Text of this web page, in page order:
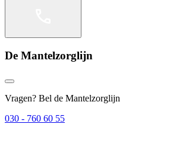
De Mantelzorglijn
Vragen? Bel de Mantelzorglijn
030 - 760 60 55